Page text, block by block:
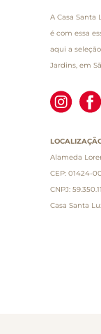
A Casa
é com essa
aqui a
Jardins, em
Alameda
CEP: 01424-
CNPJ:
Casa Santa